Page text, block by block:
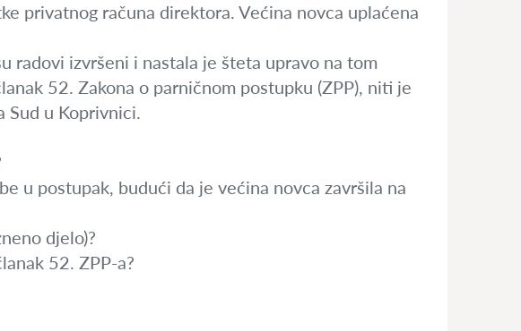
privatnog računa direktora. Većina novca uplaćena
radovi izvršeni i nastala je šteta upravo na tom
52. Zakona o parničnom postupku (ZPP), niti je
Sud u Koprivnici.
u postupak, budući da je većina novca završila na
djelo)?
52. ZPP-a?